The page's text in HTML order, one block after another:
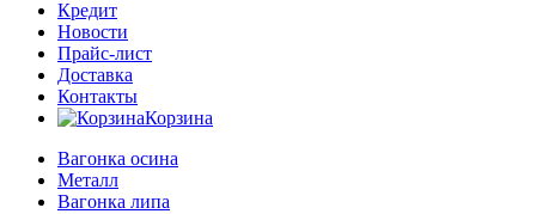
Кредит
Новости
Прайс-лист
Доставка
Контакты
Корзина
Вагонка осина
Металл
Вагонка липа